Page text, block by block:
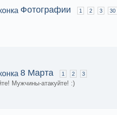
Фотографии 1 2 3
8 Марта 1 2 3
Мужчины-атакуйте! :)